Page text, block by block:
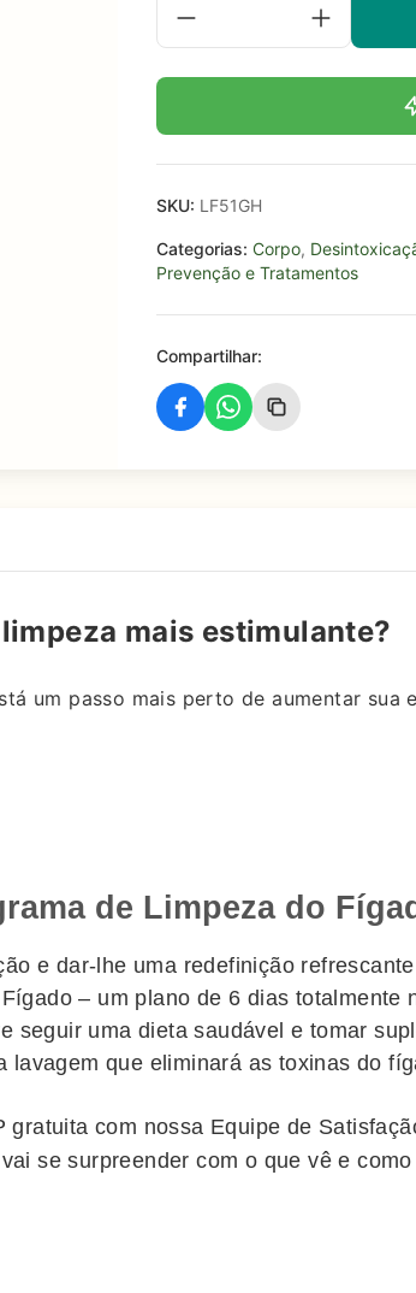
SKU: LF51GH
Categorias: Corpo,
Prevenção e Tratamentos
Compartilhar:
mais estimulante?
um passo mais perto de aumentar sua
de Limpeza do
e dar-lhe uma redefinição
– um plano de 6 dias totalmente
seguir uma dieta saudável e tomar
que eliminará as toxinas do
com nossa Equipe de
se surpreender com o que vê e